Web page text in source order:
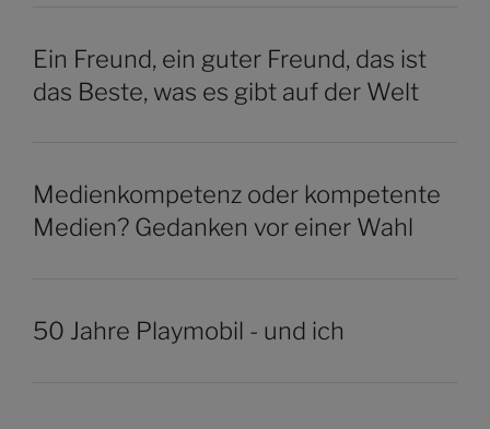
Ein Freund, ein guter Freund, das ist
das Beste, was es gibt auf der Welt
Medienkompetenz oder kompetente
Medien? Gedanken vor einer Wahl
50 Jahre Playmobil - und ich